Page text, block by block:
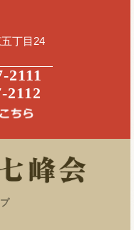
丁目24
2111
2112